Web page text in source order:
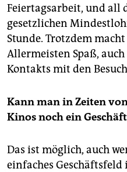
Feiertagsarbeit, und all
gesetzlichen
Stunde. Trotzdem
Allermeisten Spaß,
Kontakts mit den
Kann man in Zeiten
Kinos noch ein
Das ist möglich, auch
einfaches